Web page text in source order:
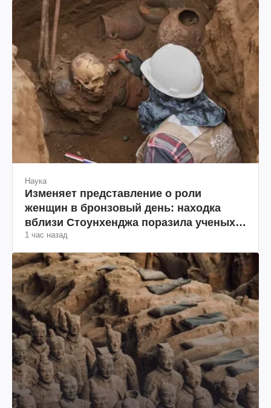
Наука
Изменяет представление о роли
женщин в бронзовый день: находка
вблизи Стоунхенджа поразила ученых
(фото)
1 час назад